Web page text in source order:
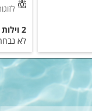
2 וילות
לא